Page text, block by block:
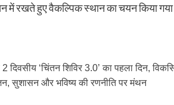
में रखते हुए वैकल्पिक स्थान का चयन किया गया
दिवसीय ‘चिंतन शिविर 3.0’ का पहला दिन,
सुशासन और भविष्य की रणनीति पर मंथन